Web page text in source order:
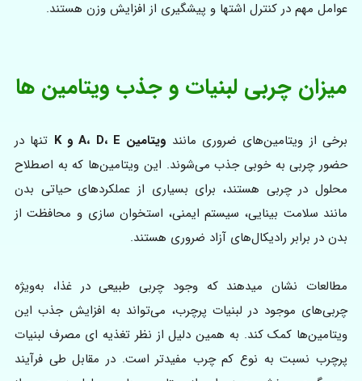
عوامل مهم در کنترل اشتها و پیشگیری از افزایش وزن هستند.
میزان چربی لبنیات و جذب ویتامین ها
برخی از ویتامین‌های ضروری مانند ویتامین A، D، E و K
تنها در
حضور چربی به خوبی جذب می‌شوند. این ویتامین‌ها که به اصطلاح
محلول در چربی هستند، برای بسیاری از عملکردهای حیاتی بدن
مانند سلامت بینایی، سیستم ایمنی، استخوان سازی و محافظت از
بدن در برابر رادیکال‌های آزاد ضروری‌ هستند.
مطالعات نشان میدهند که وجود چربی طبیعی در غذا، به‌ویژه
چربی‌های موجود در لبنیات پرچرب، می‌تواند به افزایش جذب این
ویتامین‌ها کمک کند. به همین دلیل از نظر تغذیه ای مصرف لبنیات
پرچرب نسبت به نوع کم چرب مفیدتر است. در مقابل طی فرآیند